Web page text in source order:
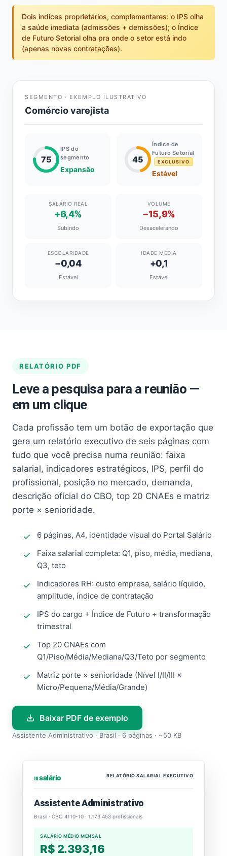
Dois índices proprietários, complementares: o IPS olha
a saúde imediata (admissões + demissões); o Índice
de Futuro Setorial olha pra onde o setor está indo
(apenas novas contratações).
SEGMENTO · EXEMPLO ILUSTRATIVO
Comércio varejista
75
IPS do
segmento
Expansão
45
Índice de
Futuro Setorial
EXCLUSIVO
Estável
SALÁRIO REAL
+6,4%
Subindo
VOLUME
−15,9%
Desacelerando
ESCOLARIDADE
−0,04
Estável
IDADE MÉDIA
+0,1
Estável
RELATÓRIO PDF
Leve a pesquisa para a reunião —
em um clique
Cada profissão tem um botão de exportação que
gera um relatório executivo de seis páginas com
tudo que você precisa numa reunião: faixa
salarial, indicadores estratégicos, IPS, perfil do
profissional, posição no mercado, demanda,
descrição oficial do CBO, top 20 CNAEs e matriz
porte × senioridade.
6 páginas, A4, identidade visual do Portal Salário
Faixa salarial completa: Q1, piso, média, mediana,
Q3, teto
Indicadores RH: custo empresa, salário líquido,
amplitude, índice de contratação
IPS do cargo + Índice de Futuro + transformação
trimestral
Top 20 CNAEs com
Q1/Piso/Média/Mediana/Q3/Teto por segmento
Matriz porte × senioridade (Nível I/II/III ×
Micro/Pequena/Média/Grande)
Baixar PDF de exemplo
Assistente Administrativo · Brasil · 6 páginas · ~50 KB
⏐⏐⏐ salário RELATÓRIO SALARIAL EXECUTIVO
Assistente Administrativo
Brasil · CBO 4110-10 · 1.173.453 profissionais
SALÁRIO MÉDIO MENSAL
R$ 2.393,16